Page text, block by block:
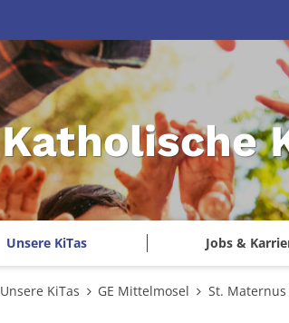
Katholische
Unsere KiTas Jobs &
Unsere KiTas GE Mittelmosel St.